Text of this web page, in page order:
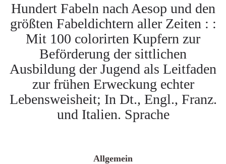
Hundert Fabeln nach Aesop und den
größten Fabeldichtern aller Zeiten : :
Mit 100 colorirten Kupfern zur
Beförderung der sittlichen
Ausbildung der Jugend als Leitfaden
zur frühen Erweckung echter
Lebensweisheit; In Dt., Engl., Franz.
und Italien. Sprache
Allgemein